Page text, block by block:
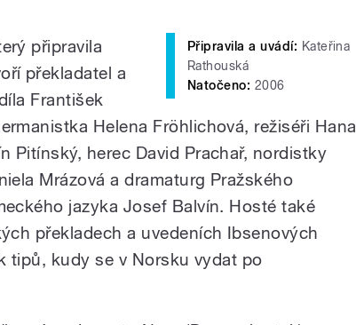
Připravila a uvádí: Kateřina
Rathouská
Natočeno: 2006
připravila
překladatel a
František
Helena Fröhlichová, režiséři Hana
Pitínský, herec David Prachař, nordistky
Mrázová a dramaturg Pražského
jazyka Josef Balvín. Hosté také
překladech a uvedeních Ibsenových
tipů, kudy se v Norsku vydat po